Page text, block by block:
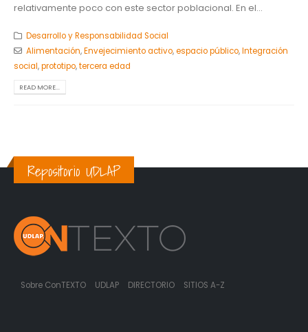
relativamente poco con este sector poblacional. En el...
Desarrollo y Responsabilidad Social
Alimentación,Envejecimiento activo,espacio público,Integración
social,prototipo,tercera edad
READ MORE...
Repositorio UDLAP
Sobre ConTEXTO UDLAP DIRECTORIO SITIOS A-Z